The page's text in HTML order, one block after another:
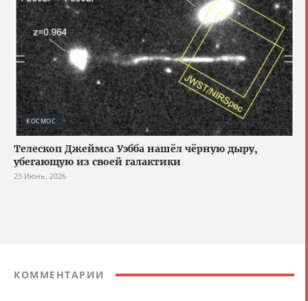
КОСМОС
Телескоп Джеймса Уэбба нашёл чёрную дыру,
убегающую из своей галактики
23 Июнь, 2026
КОММЕНТАРИИ